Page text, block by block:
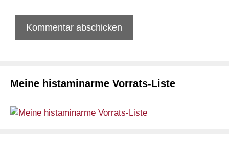
Meine histaminarme Vorrats-Liste